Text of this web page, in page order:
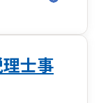
士事